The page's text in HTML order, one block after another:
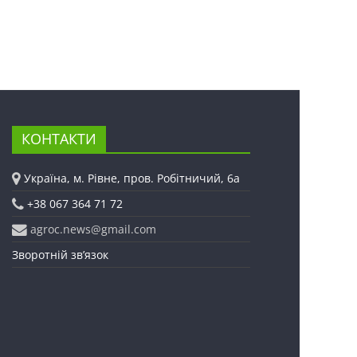
КОНТАКТИ
Україна, м. Рівне, пров. Робітничий, 6а
+38 067 364 71 72
agroc.news@gmail.com
Зворотній зв’язок